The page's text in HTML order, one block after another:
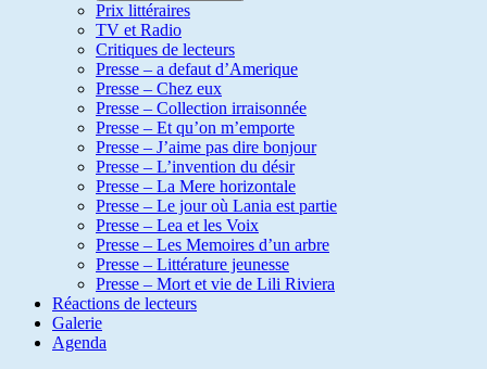
Prix littéraires
TV et Radio
Critiques de lecteurs
Presse – a defaut d’Amerique
Presse – Chez eux
Presse – Collection irraisonnée
Presse – Et qu’on m’emporte
Presse – J’aime pas dire bonjour
Presse – L’invention du désir
Presse – La Mere horizontale
Presse – Le jour où Lania est partie
Presse – Lea et les Voix
Presse – Les Memoires d’un arbre
Presse – Littérature jeunesse
Presse – Mort et vie de Lili Riviera
Réactions de lecteurs
Galerie
Agenda